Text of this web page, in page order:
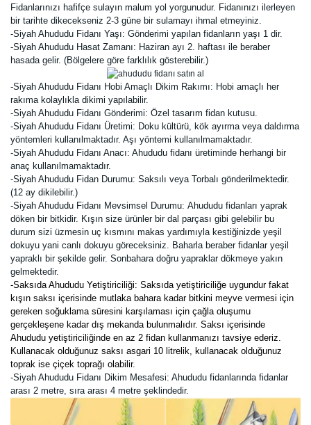
Fidanlarınızı hafifçe sulayın malum yol yorgunudur. Fidanınızı ilerleyen
bir tarihte dikecekseniz 2-3 güne bir sulamayı ihmal etmeyiniz.
-Siyah Ahududu Fidanı Yaşı: Gönderimi yapılan fidanların yaşı 1 dir.
-Siyah Ahududu Hasat Zamanı: Haziran ayı 2. haftası ile beraber
hasada gelir. (Bölgelere göre farklılık gösterebilir.)
-Siyah Ahududu Fidanı Hobi Amaçlı Dikim Rakımı: Hobi amaçlı her
rakıma kolaylıkla dikimi yapılabilir.
-Siyah Ahududu Fidanı Gönderimi: Özel tasarım fidan kutusu.
-Siyah Ahududu Fidanı Üretimi: Doku kültürü, kök ayırma veya daldırma
yöntemleri kullanılmaktadır. Aşı yöntemi kullanılmamaktadır.
-Siyah Ahududu Fidanı Anacı: Ahududu fidanı üretiminde herhangi bir
anaç kullanılmamaktadır.
-Siyah Ahududu Fidan Durumu: Saksılı veya Torbalı gönderilmektedir.
(12 ay dikilebilir.)
-Siyah Ahududu Fidanı Mevsimsel Durumu: Ahududu fidanları yaprak
döken bir bitkidir. Kışın size ürünler bir dal parçası gibi gelebilir bu
durum sizi üzmesin uç kısmını makas yardımıyla kestiğinizde yeşil
dokuyu yani canlı dokuyu göreceksiniz. Baharla beraber fidanlar yeşil
yapraklı bir şekilde gelir. Sonbahara doğru yapraklar dökmeye yakın
gelmektedir.
-Saksıda Ahududu Yetiştiriciliği: Saksıda yetiştiriciliğe uygundur fakat
kışın saksı içerisinde mutlaka bahara kadar bitkini meyve vermesi için
gereken soğuklama süresini karşılaması için çağla oluşumu
gerçekleşene kadar dış mekanda bulunmalıdır. Saksı içerisinde
Ahududu yetiştiriciliğinde en az 2 fidan kullanmanızı tavsiye ederiz.
Kullanacak olduğunuz saksı asgari 10 litrelik, kullanacak olduğunuz
toprak ise çiçek toprağı olabilir.
-Siyah Ahududu Fidanı Dikim Mesafesi: Ahududu fidanlarında fidanlar
arası 2 metre, sıra arası 4 metre şeklindedir.